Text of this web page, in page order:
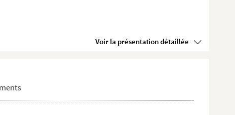
Voir la présentation détaillée